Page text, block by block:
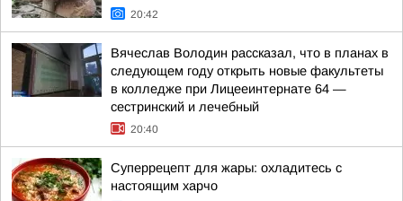
20:42
Вячеслав Володин рассказал, что в планах в
следующем году открыть новые факультеты
в колледже при Лицееинтернате 64 —
сестринский и лечебный
20:40
Суперрецепт для жары: охладитесь с
настоящим харчо